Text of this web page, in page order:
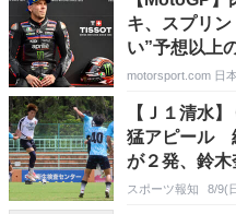
キ、スプリ
い”予想以上
ろう」｜イギ
motorsport.com 日
【Ｊ１清水
猛アピール
が２発、鈴
Ｗ呉世勲が出
スポーツ報知 8/9(